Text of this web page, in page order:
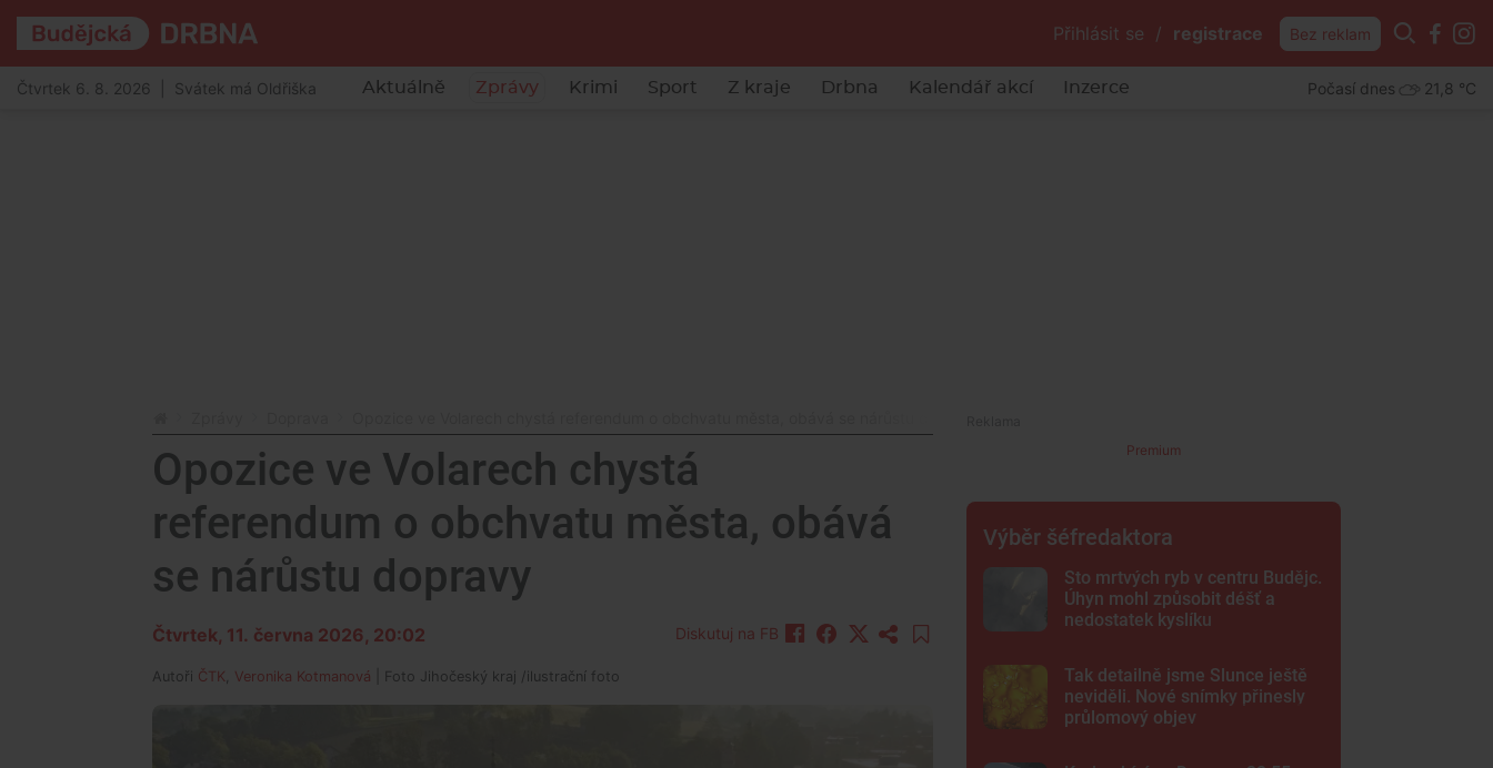
Přihlásit se / registrace Bez reklam
Čtvrtek 6. 8. 2026 | Svátek má Oldřiška Aktuálně Zprávy Krimi Sport Z kraje Drbna Kalendář akcí Inzerce Počasí dnes 21,8 °C
Opozice ve Volarech chystá
referendum o obchvatu města, obává
se nárůstu dopravy
Čtvrtek, 11. června 2026, 20:02 Diskutuj na FB
Autoři ČTK Veronika Kotmanová | Foto Jihočeský kraj /ilustrační foto
Premium
Výběr šéfredaktora
Sto mrtvých ryb v centru Budějc.
Úhyn mohl způsobit déšť a
nedostatek kyslíku
Tak detailně jsme Slunce ještě
neviděli. Nové snímky přinesly
průlomový objev